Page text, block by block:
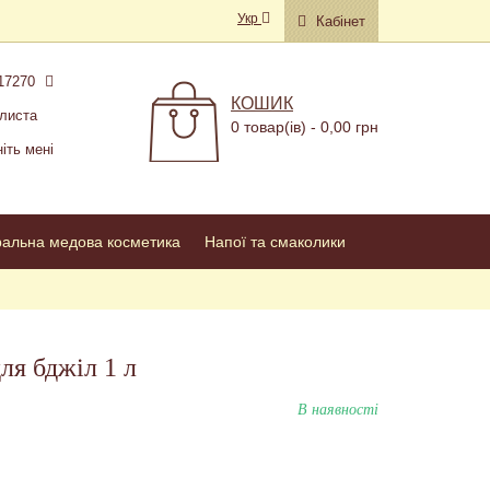
Кабінет
Укр
мені
КОШИК
0 товар(ів) - 0,00 грн
медова косметика Напої та смаколики
бджіл 1 л
В наявності